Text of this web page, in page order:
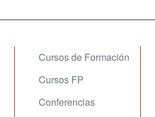
Cursos de Formación
Cursos FP
Conferencias